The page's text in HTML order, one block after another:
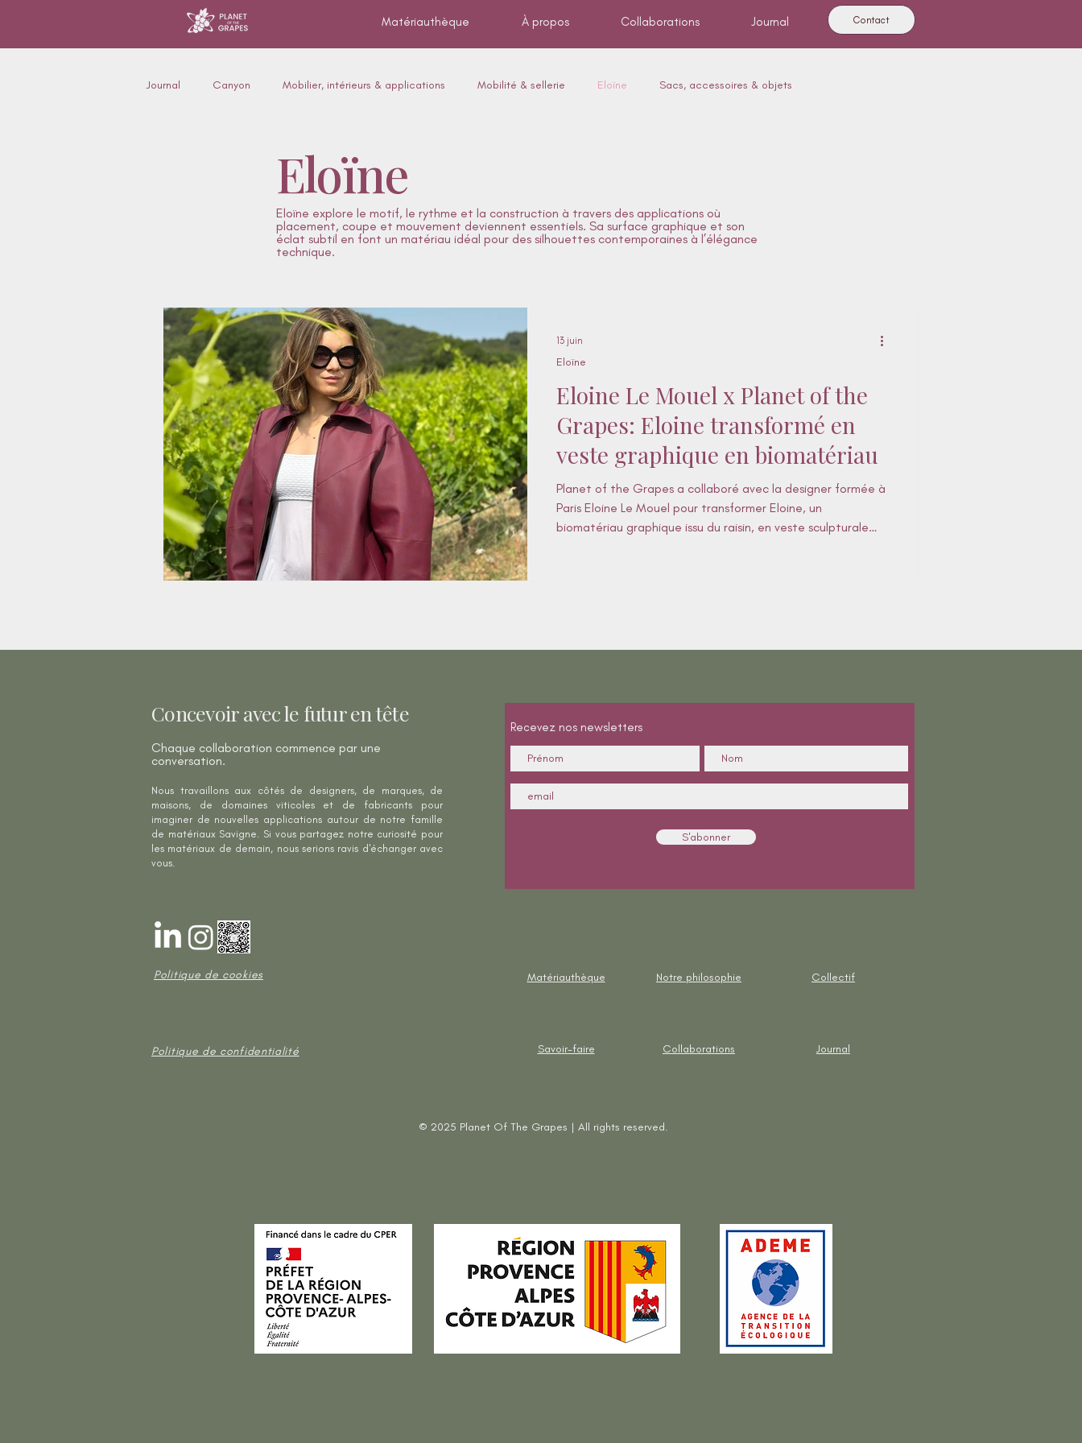
Matériauthèque À propos Collaborations Journal Contact
Journal Canyon Mobilier, intérieurs & applications Mobilité & sellerie Eloïne Sacs, accessoires & objets
Accessoires pour animaux
Eloïne
Eloïne explore le motif, le rythme et la construction à travers des applications où
placement, coupe et mouvement deviennent essentiels. Sa surface graphique et son
éclat subtil en font un matériau idéal pour des silhouettes contemporaines à l’élégance
technique.
Eloine Le Mouel x Planet of the
Grapes: Eloine transformé en
veste graphique en biomatériau
Planet of the Grapes a collaboré avec la designer formée à
Paris Eloine Le Mouel pour transformer Eloine, un
biomatériau graphique issu du raisin, en veste sculpturale
Eloïne
13 juin
Concevoir avec le futur en tête
Chaque collaboration commence par une
conversation.
Nous travaillons aux côtés de designers, de marques, de
maisons, de domaines viticoles et de fabricants pour
imaginer de nouvelles applications autour de notre famille
de matériaux Savigne. Si vous partagez notre curiosité pour
les matériaux de demain, nous serions ravis d'échanger avec
vous.
Recevez nos newsletters
S'abonner
Politique de cookies
Politique de confidentialité
Matériauthèque Notre philosophie Collectif
Savoir-faire Collaborations Journal
© 2025 Planet Of The Grapes | All rights reserved.